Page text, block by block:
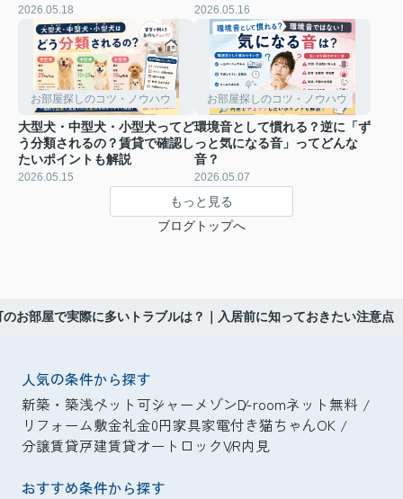
2026.05.18 2026.05.16
お部屋探しのコツ・ノウハウ
大型犬・中型犬・小型犬ってど
う分類されるの？賃貸で確認し
たいポイントも解説
2026.05.15
お部屋探しのコツ・ノウハウ
環境音として慣れる？逆に「ず
っと気になる音」ってどんな
音？
2026.05.07
もっと見る
ブログトップへ
お部屋で実際に多いトラブルは？｜入居前に知っておきたい注意点
人気の条件から探す
新築・築浅ペット可シャーメゾンD-roomネット無料
リフォーム敷金礼金0円家具家電付き猫ちゃんOK
分譲賃貸戸建賃貸オートロックVR内見
おすすめ条件から探す